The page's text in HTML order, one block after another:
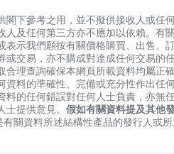
閣下參考之用，並不擬供接收人或任
人及任何第三方亦不應加以依賴。有
表示我們願按有關價格購買、出售、訂
或交易，亦不購成對達成任何交易的
合理查詢確保本網頁所載資料均屬正
資料的準確性、完備或充分性作出任
料的任何錯誤對任何人士負責，亦無
提供意見。 假如有關資料提及其他
有關資料所述結構性產品的發行人或